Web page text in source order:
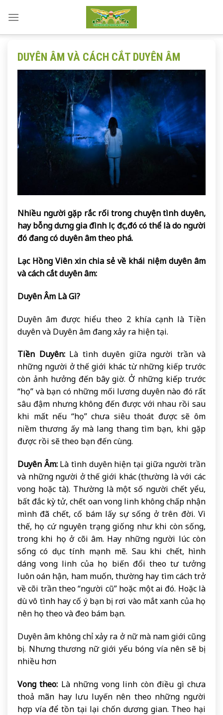
DUYÊN ÂM VÀ CÁCH CẮT DUYÊN ÂM
Nhiều người gặp rắc rối trong chuyện tình duyên,
hay bỗng dưng gia đình lục đục,đó có thể là do người
đó đang có duyên âm theo phá.
Lạc Hồng Viên xin chia sẻ về khái niệm duyên âm
và cách cắt duyên âm:
Duyên Âm Là Gì?
Duyên âm được hiểu theo 2 khía cạnh là Tiền
duyên và Duyên âm đang xảy ra hiện tại.
Tiền Duyên:Là tình duyên giữa người trần và
những người ở thế giới khác từ những kiếp trước
còn ảnh hưởng đến bây giờ. Ở những kiếp trước
“họ” và bạn có những mối lương duyên nào đó rất
sâu đậm nhưng không đến được với nhau rồi sau
khi mất nếu “họ” chưa siêu thoát được sẽ ôm
niềm thương ấy mà lang thang tìm bạn, khi gặp
được rồi sẽ theo bạn đến cùng.
Duyên Âm: Là tình duyên hiện tại giữa người trần
và những người ở thế giới khác (thường là với các
vong hoặc tà). Thường là một số người chết yểu,
bất đắc kỳ tử, chết oan vong linh không chấp nhận
mình đã chết, cố bám lấy sự sống ở trên đời. Vì
thế, họ cứ nguyên trạng giống như khi còn sống,
trong khi họ ở cõi âm. Hay những người lúc còn
sống có dục tính mạnh mẽ. Sau khi chết, hình
dáng vong linh của họ biến đổi theo tư tưởng
luôn oán hận, ham muốn, thường hay tìm cách trở
về cõi trần theo “người cũ” hoặc một ai đó. Hoặc là
dù vô tình hay cố ý bạn bị rơi vào mắt xanh của họ
nên họ theo và đeo bám bạn.
Duyên âm không chỉ xảy ra ở nữ mà nam giới cũng
bị. Nhưng thương nữ giới yếu bóng vía nên sẽ bị
nhiều hơn
Vong theo: Là những vong linh còn điều gì chưa
thoả mãn hay lưu luyến nên theo những người
hợp vía để tồn tại lại chốn dương gian. Theo hại